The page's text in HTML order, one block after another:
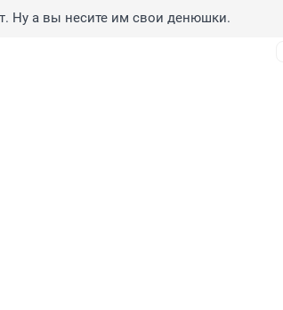
Ну а вы несите им свои денюшки.